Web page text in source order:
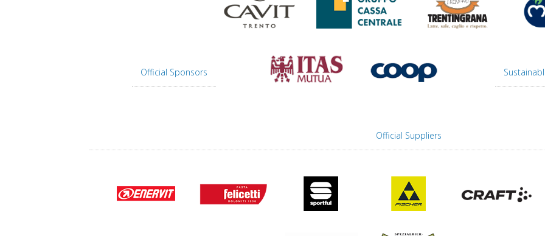
Official Sponsors
Official Suppliers